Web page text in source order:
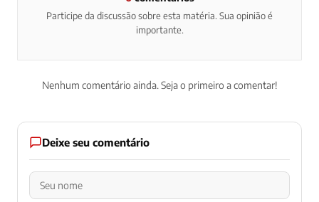
Participe da discussão sobre esta matéria. Sua opinião é
importante.
Nenhum comentário ainda. Seja o primeiro a comentar!
Deixe seu comentário